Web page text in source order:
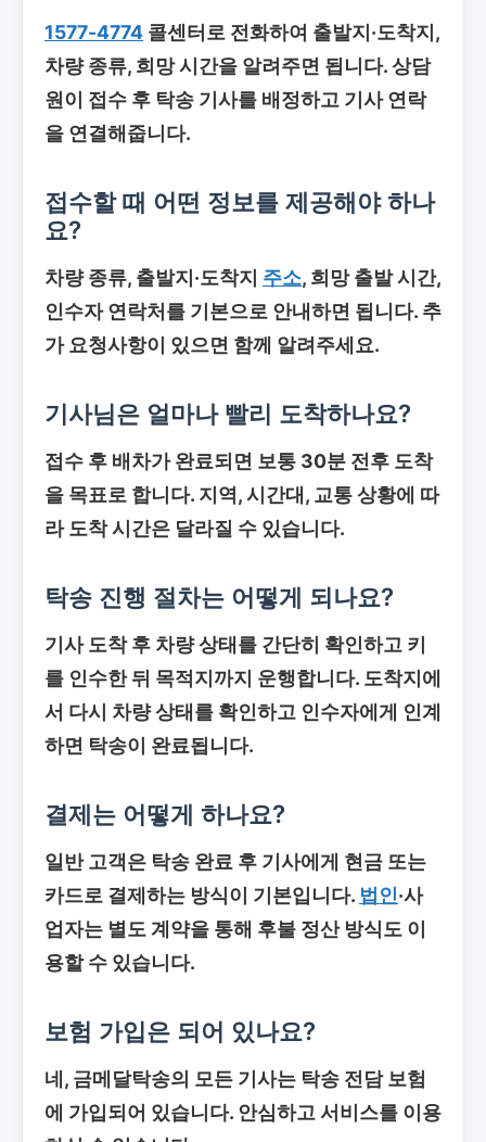
1577-4774 콜센터로 전화하여 출발지·도착지,
차량 종류, 희망 시간을 알려주면 됩니다. 상담
원이 접수 후 탁송 기사를 배정하고 기사 연락
을 연결해줍니다.
접수할 때 어떤 정보를 제공해야 하나
요?
차량 종류, 출발지·도착지 주소, 희망 출발 시간,
인수자 연락처를 기본으로 안내하면 됩니다. 추
가 요청사항이 있으면 함께 알려주세요.
기사님은 얼마나 빨리 도착하나요?
접수 후 배차가 완료되면 보통 30분 전후 도착
을 목표로 합니다. 지역, 시간대, 교통 상황에 따
라 도착 시간은 달라질 수 있습니다.
탁송 진행 절차는 어떻게 되나요?
기사 도착 후 차량 상태를 간단히 확인하고 키
를 인수한 뒤 목적지까지 운행합니다. 도착지에
서 다시 차량 상태를 확인하고 인수자에게 인계
하면 탁송이 완료됩니다.
결제는 어떻게 하나요?
일반 고객은 탁송 완료 후 기사에게 현금 또는
카드로 결제하는 방식이 기본입니다. 법인·사
업자는 별도 계약을 통해 후불 정산 방식도 이
용할 수 있습니다.
보험 가입은 되어 있나요?
네, 금메달탁송의 모든 기사는 탁송 전담 보험
에 가입되어 있습니다. 안심하고 서비스를 이용